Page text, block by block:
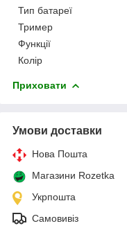
Тип батареї
Тример
Функції
Колір
Приховати
Умови доставки
Нова Пошта
Магазини Rozetka
Укрпошта
Самовивіз